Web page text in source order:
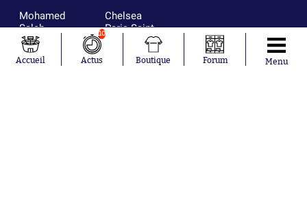
Mohamed
Salah
Mykhailo
Mudryk
Neymar
Chelsea
Paris Saint-
Germain
Olympique
Accueil
10
Actus Boutique Forum Menu